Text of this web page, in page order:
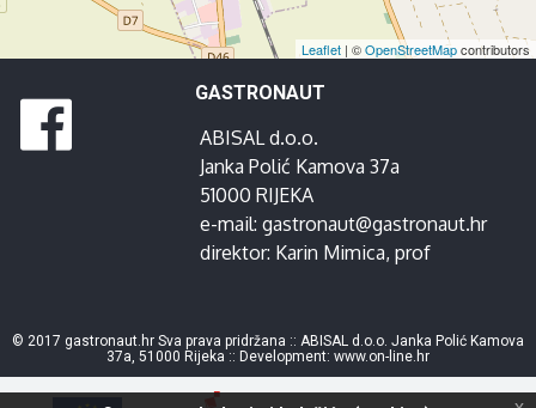
Leaflet | ©OpenStreetMapcontributors
GASTRONAUT
ABISAL d.o.o.
Janka Polić Kamova 37a
51000 RIJEKA
e-mail: gastronaut@gastronaut.hr
direktor: Karin Mimica, prof
© 2017 gastronaut.hr Sva prava pridržana :: ABISAL d.o.o. Janka Polić Kamova
37a, 51000 Rijeka :: Development: www.on-line.hr